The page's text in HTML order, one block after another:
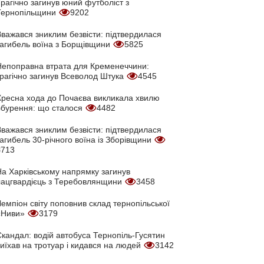
Трагічно загинув юний футболіст з
9202
зниклим безвісти: підтвердилася
воїна з Борщівщини
5825
втрата для Кременеччини:
загинув Всеволод Штука
4545
хода до Почаєва викликала хвилю
що сталося
4482
зниклим безвісти: підтвердилася
30-річного воїна із Зборівщини
Харківському напрямку загинув
з Теребовлянщини
3458
світу поповнив склад тернопільської
3179
водій автобуса Тернопіль-Гусятин
на тротуар і кидався на людей
3142